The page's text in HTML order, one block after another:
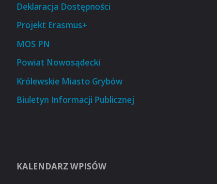
Deklaracja Dostępności
Projekt Erasmus+
MOS PN
Powiat Nowosądecki
Królewskie Miasto Grybów
Biuletyn Informacji Publicznej
KALENDARZ WPISÓW